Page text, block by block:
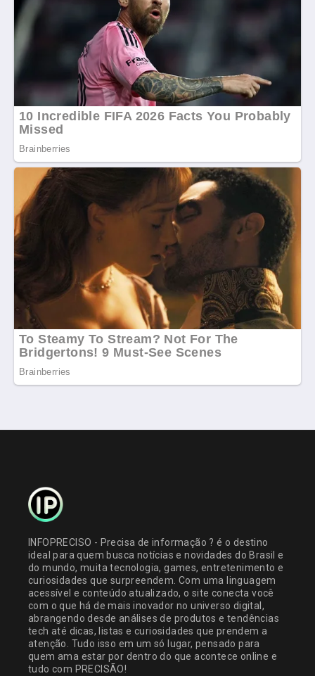
INFOPRECISO - Precisa de informação ? é o destino
ideal para quem busca notícias e novidades do Brasil e
do mundo, muita tecnologia, games, entretenimento e
curiosidades que surpreendem. Com uma linguagem
acessível e conteúdo atualizado, o site conecta você
com o que há de mais inovador no universo digital,
abrangendo desde análises de produtos e tendências
tech até dicas, listas e curiosidades que prendem a
atenção. Tudo isso em um só lugar, pensado para
quem ama estar por dentro do que acontece online e
tudo com PRECISÃO!